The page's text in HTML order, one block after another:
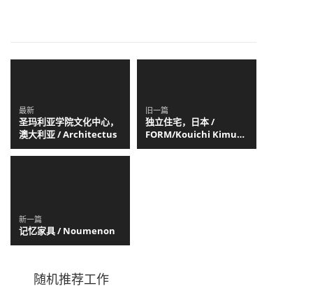
最新
圣玛利亚学院文化中心，
澳大利亚 / Architectus
旧一篇
独立住宅，日本 /
FORM/Kouichi Kimura
Architects
新一篇
记忆家具 / Noumenon
随机推荐工作